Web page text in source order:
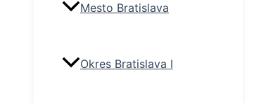
Mesto Bratislava
Okres Bratislava I